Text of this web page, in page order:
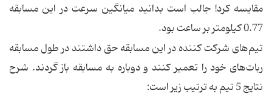
مقایسه کرد! جالب است بدانید میانگین سرعت در این مسابقه
0.77 کیلومتر بر ساعت بود.
تیم‌های شرکت کننده در این مسابقه حق داشتند در طول مسابقه
ربات‌های خود را تعمیر کنند و دوباره به مسابقه باز گردند. شرح
نتایج 5 تیم به ترتیب زیر است: